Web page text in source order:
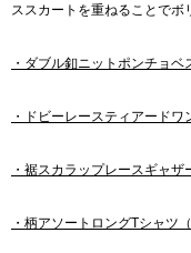
ススカートを重ねることでボ
・ダブル釦ニットポンチョベ
・ドビーレースティアードワ
・裾スカラップレースギャザ
・柄アソートロングTシャツ